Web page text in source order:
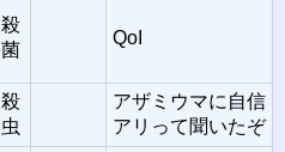
殺
菌
QoI
殺
虫
アザミウマに自信
アリって聞いたぞ